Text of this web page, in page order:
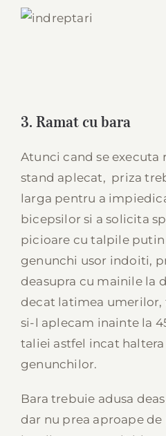
3. Ramat cu bara
Atunci cand se executa
stand aplecat, priza
larga pentru a
bicepsilor si a solicita
picioare cu talpile putin
genunchi usor indoiti,
deasupra cu mainile la
decat latimea
si-l aplecam inainte la
taliei astfel incat
genunchilor.
Bara trebuie adusa
dar nu prea aproape